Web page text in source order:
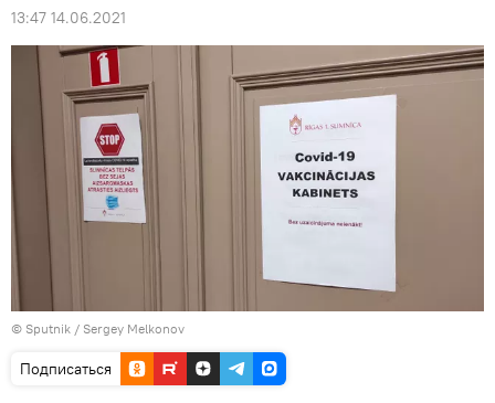
13:47 14.06.2021
© Sputnik / Sergey Melkonov
Подписаться